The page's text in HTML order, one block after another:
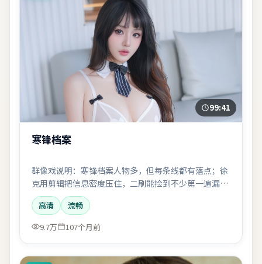
99:41
寒锋档案
群像戏说明：寒锋档案人物多，但每条线都有落点；徐
克用剪辑把信息密度压住，二刷能捡到不少第一遍漏掉
的细节。
高清
流畅
9.7万
107个月前